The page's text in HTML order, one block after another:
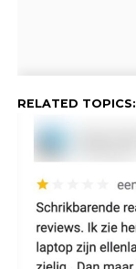
RELATED TOPICS: